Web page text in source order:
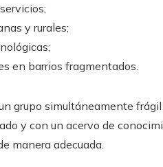
y rurales;
en barrios fragmentados.
grupo simultáneamente
y con un acervo de
manera adecuada.